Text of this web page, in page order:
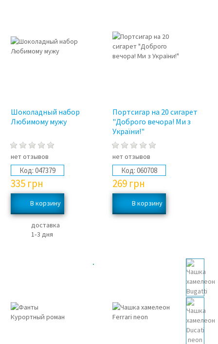
Шоколадный набор
Любимому мужу
нет отзывов
Код: 047379
335 грн
доставка
1‑3 дня
Портсигар на 20 сигарет
"Доброго вечора! Ми з
України!"
нет отзывов
Код: 060708
269 грн